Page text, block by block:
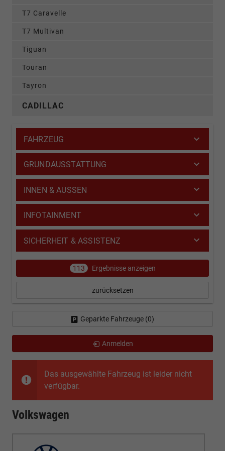
Das ausgewählte Fahrzeug ist leider nicht
verfügbar.
Volkswagen
T7 Caravelle
T7 Multivan
Tiguan
Touran
Tayron
CADILLAC
FAHRZEUG
GRUNDAUSSTATTUNG
INNEN & AUSSEN
INFOTAINMENT
SICHERHEIT & ASSISTENZ
113 Ergebnisse anzeigen
zurücksetzen
Geparkte Fahrzeuge (0)
Anmelden